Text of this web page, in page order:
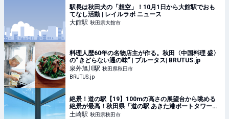
駅長は秋田犬の「想空」！10月1日から大館駅でおも
てなし活動 | レイルラボ ニュース
大館駅 秋田県大館市
料理人歴60年の名物店主が作る。秋田〈中国料理 盛〉
の“きどらない通の味” | ブルータス| BRUTUS.jp
泉外旭川駅 秋田県秋田市
BRUTUS.jp
絶景！道の駅【19】100mの高さの展望台から眺める
絶景が最高！秋田県「道の駅 あきた港ポートタワーセ
リオン」 | TABIZINE～人生に旅心を～
土崎駅 秋田県秋田市